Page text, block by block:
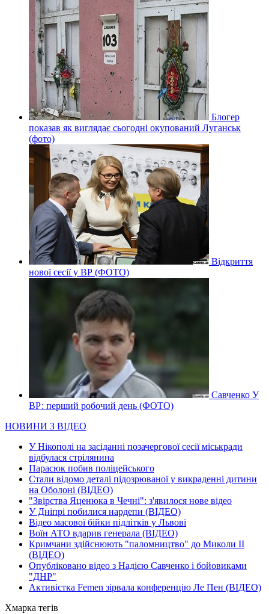
Блогер
показав як виглядає сьогодні окупований Луганськ
(фото)
Відкриття
нової сесії у ВР (ФОТО)
Савченко У
ВР: перший робочий день (ФОТО)
НОВИНИ З ВІДЕО
У Нікополі на засіданні позачергової сесії міськради
відбулася стрілянина
Парасюк побив поліцейського
Стали відомо деталі підозрюваної у викраденні дитини
на Оболоні (ВІДЕО)
"Звірства Яценюка в Чечні": з'явилося нове відео
У Дніпрі побилися нардепи (ВІДЕО)
Відео масової бійки підлітків у Львові
Воїн АТО вдарив генерала (ВІДЕО)
Кримчани здійснюють "паломництво" до Миколи ІІ
(ВІДЕО)
Опубліковано відео з Надією Савченко і бойовиками
"ДНР"
Активістка Femen зірвала конференцію Ле Пен (ВІДЕО)
Хмарка тегів